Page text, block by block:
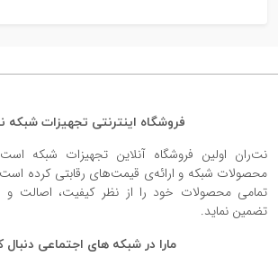
فروشگاه اینترنتی تجهیزات شبکه
نت‌ران اولین فروشگاه آنلاین تجهیزات شبکه
محصولات شبکه و ارائه‌ی قیمت‌های رقابتی کرده است
تمامی محصولات خود را از نظر کیفیت، اصالت
تضمین نماید.
مارا در شبکه های اجتماعی دنبال